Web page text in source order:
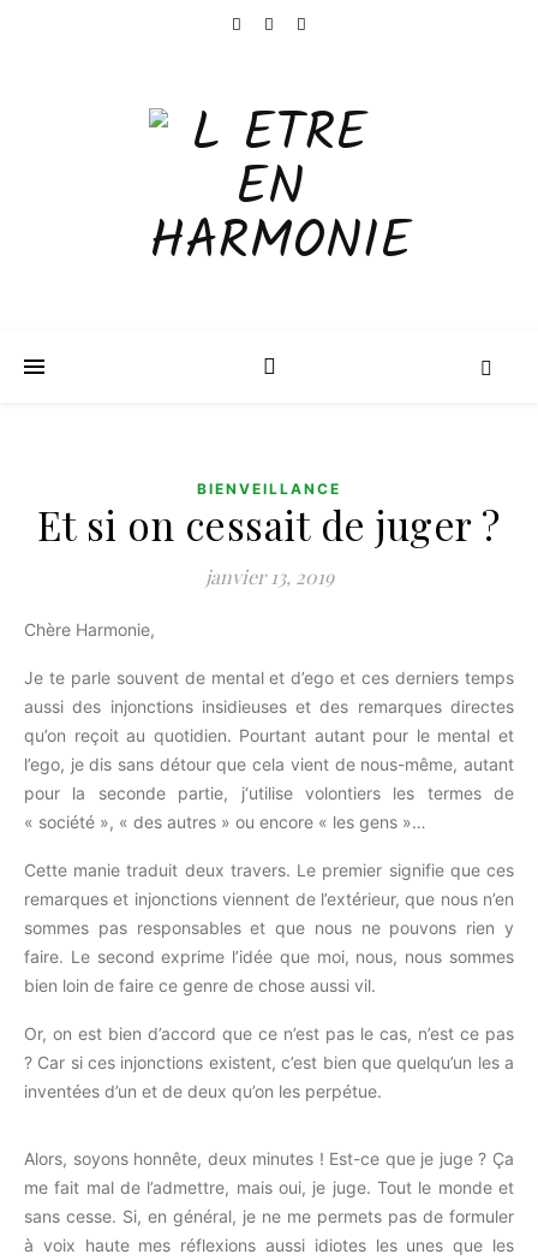
BIENVEILLANCE
Et si on cessait de juger ?
janvier 13, 2019
Chère Harmonie,
Je te parle souvent de mental et d’ego et ces derniers temps
aussi des injonctions insidieuses et des remarques directes
qu’on reçoit au quotidien. Pourtant autant pour le mental et
l’ego, je dis sans détour que cela vient de nous-même, autant
pour la seconde partie, j‘utilise volontiers les termes de
« société », « des autres » ou encore « les gens »…
Cette manie traduit deux travers. Le premier signifie que ces
remarques et injonctions viennent de l’extérieur, que nous n’en
sommes pas responsables et que nous ne pouvons rien y
faire. Le second exprime l’idée que moi, nous, nous sommes
bien loin de faire ce genre de chose aussi vil.
Or, on est bien d’accord que ce n’est pas le cas, n’est ce pas
? Car si ces injonctions existent, c’est bien que quelqu’un les a
inventées d’un et de deux qu’on les perpétue.
Alors, soyons honnête, deux minutes ! Est-ce que je juge ? Ça
me fait mal de l’admettre, mais oui, je juge. Tout le monde et
sans cesse. Si, en général, je ne me permets pas de formuler
à voix haute mes réflexions aussi idiotes les unes que les